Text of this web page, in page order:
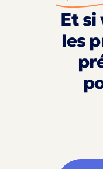
Et si
les